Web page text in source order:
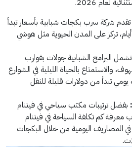
شركة سرب بكجات شبابية بأسعار تبدأ
من 1216 دولاراً لـ 10 أيام، تركز على المدن الحيوية مثل هوشي
البرامج الشبابية جولات بقوارب
والاستمتاع بالحياة الليلية في الشوارع
تبدأ من دولارات قليلة للنقل
بفضل ترتيبات مكتب سياحي في فيتنام
كم تكلفة السياحة في فيتنام
المصاريف اليومية من خلال البكجات